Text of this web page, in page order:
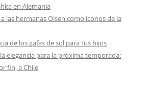
en Alemania
las hermanas Olsen como íconos de la
de los gafas de sol para tus hijos
elegancia para la próxima temporada:
fin, a Chile